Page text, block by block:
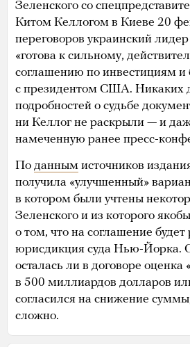
Зеленского cо
Китом Келлогом в Киеве 20
переговоров украинский
«готова к сильному,
соглашению по инвестициям и
с президентом США. Никаких
подробностей о судьбе
ни Келлог не раскрыли — и
намеченную ранее пресс-
По данным источников
получила «улучшенный»
в котором были учтены
Зеленского и из которого
о том, что на соглашение будет
юрисдикция суда Нью-Йорка.
осталась ли в договоре оценка
в 500 миллиардов долларов
согласился на снижение
сложно.